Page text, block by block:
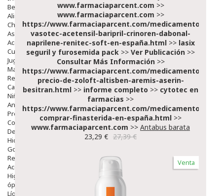
Bebé
Alimentación Y Complementos
Chupetes Y Mordedores
Aseo Y Baño
Accesorios
Cuidados Especiales
Juguetes
Mama
Regalos
Canastilla
Niños
Antipiojos
Protección Solar
Complementos Alimentarios
Dentales
Hidratantes
Golpes Y Hematomas
Repelentes De Mosquitos
Accesorios
Higiene
óptica
Líquidos Lentillas
www.farmaciaparcent.com >>
www.farmaciaparcent.com >>
https://www.farmaciaparcent.com/medicamentos/
vasotec-acetensil-baripril-crinoren-dabonal-
naprilene-renitec-soft-en-españa.html>> lasix
seguril y furosemida pack >> Ver Publicación >>
Consultar Más Información>>
https://www.farmaciaparcent.com/medicamentos/
precio-de-zoloft-altisben-aremis-aserin-
besitran.html >> informe completo >> cytotec en
farmacias >>
https://www.farmaciaparcent.com/medicamentos/
comprar-finasterida-en-españa.html >>
www.farmaciaparcent.com >> Antabus barata
23,29 € 27,39 €
Venta